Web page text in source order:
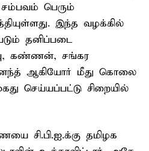
பெரும்
இந்த வழக்கில்
தனிப்படை
கண்ணன், சங்கர
ஆகியோர் மீது கொலை
செய்யப்பட்டு சிறையில்
சி.பி.ஐ.க்கு தமிழக